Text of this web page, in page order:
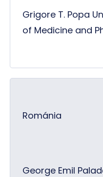
Grigore T. Popa
of Medicine and
Románia
George Emil